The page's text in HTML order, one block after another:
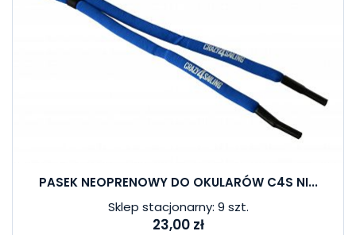
PASEK NEOPRENOWY DO OKULARÓW C4S NI...
Sklep stacjonarny: 9 szt.
23,00 zł